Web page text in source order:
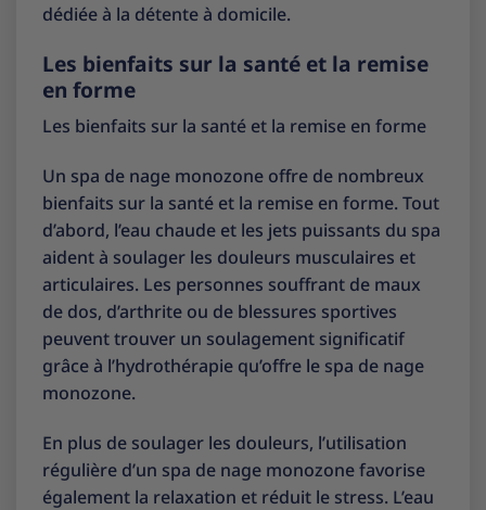
dédiée à la détente à domicile.
Les bienfaits sur la santé et la remise
en forme
Les bienfaits sur la santé et la remise en forme
Un spa de nage monozone offre de nombreux
bienfaits sur la santé et la remise en forme. Tout
d’abord, l’eau chaude et les jets puissants du spa
aident à soulager les douleurs musculaires et
articulaires. Les personnes souffrant de maux
de dos, d’arthrite ou de blessures sportives
peuvent trouver un soulagement significatif
grâce à l’hydrothérapie qu’offre le spa de nage
monozone.
En plus de soulager les douleurs, l’utilisation
régulière d’un spa de nage monozone favorise
également la relaxation et réduit le stress. L’eau